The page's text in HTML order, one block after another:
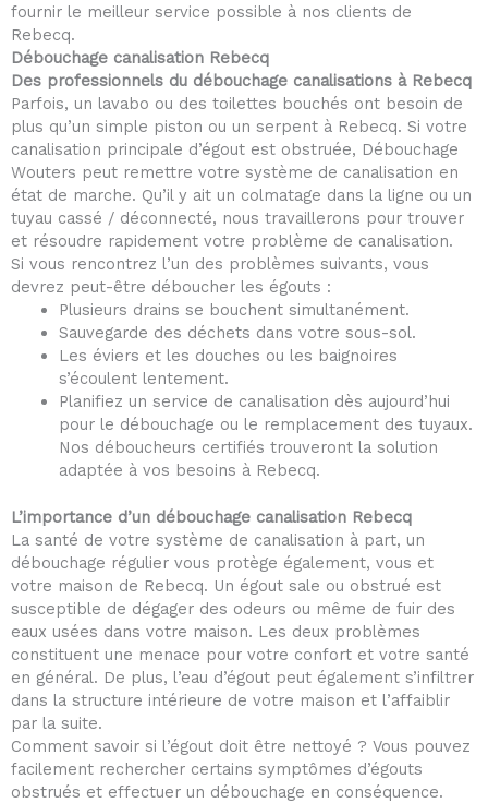
fournir le meilleur service possible à nos clients de
Rebecq.
Débouchage canalisation Rebecq
Des professionnels du débouchage canalisations à Rebecq
Parfois, un lavabo ou des toilettes bouchés ont besoin de
plus qu’un simple piston ou un serpent à Rebecq. Si votre
canalisation principale d’égout est obstruée, Débouchage
Wouters peut remettre votre système de canalisation en
état de marche. Qu’il y ait un colmatage dans la ligne ou un
tuyau cassé / déconnecté, nous travaillerons pour trouver
et résoudre rapidement votre problème de canalisation.
Si vous rencontrez l’un des problèmes suivants, vous
devrez peut-être déboucher les égouts :
Plusieurs drains se bouchent simultanément.
Sauvegarde des déchets dans votre sous-sol.
Les éviers et les douches ou les baignoires
s’écoulent lentement.
Planifiez un service de canalisation dès aujourd’hui
pour le débouchage ou le remplacement des tuyaux.
Nos déboucheurs certifiés trouveront la solution
adaptée à vos besoins à Rebecq.
L’importance d’un débouchage canalisation Rebecq
La santé de votre système de canalisation à part, un
débouchage régulier vous protège également, vous et
votre maison de Rebecq. Un égout sale ou obstrué est
susceptible de dégager des odeurs ou même de fuir des
eaux usées dans votre maison. Les deux problèmes
constituent une menace pour votre confort et votre santé
en général. De plus, l’eau d’égout peut également s’infiltrer
dans la structure intérieure de votre maison et l’affaiblir
par la suite.
Comment savoir si l’égout doit être nettoyé ? Vous pouvez
facilement rechercher certains symptômes d’égouts
obstrués et effectuer un débouchage en conséquence.